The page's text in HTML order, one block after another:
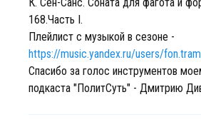
168.Часть I.
Плейлист с музыкой в сезоне -
https://music.yandex.ru/users/
Спасибо за голос инструментов
подкаста "ПолитСуть" - Дмитрию